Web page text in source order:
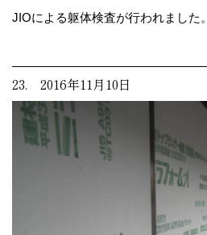
JIOによる躯体検査が行われました。
23. 2016年11月10日